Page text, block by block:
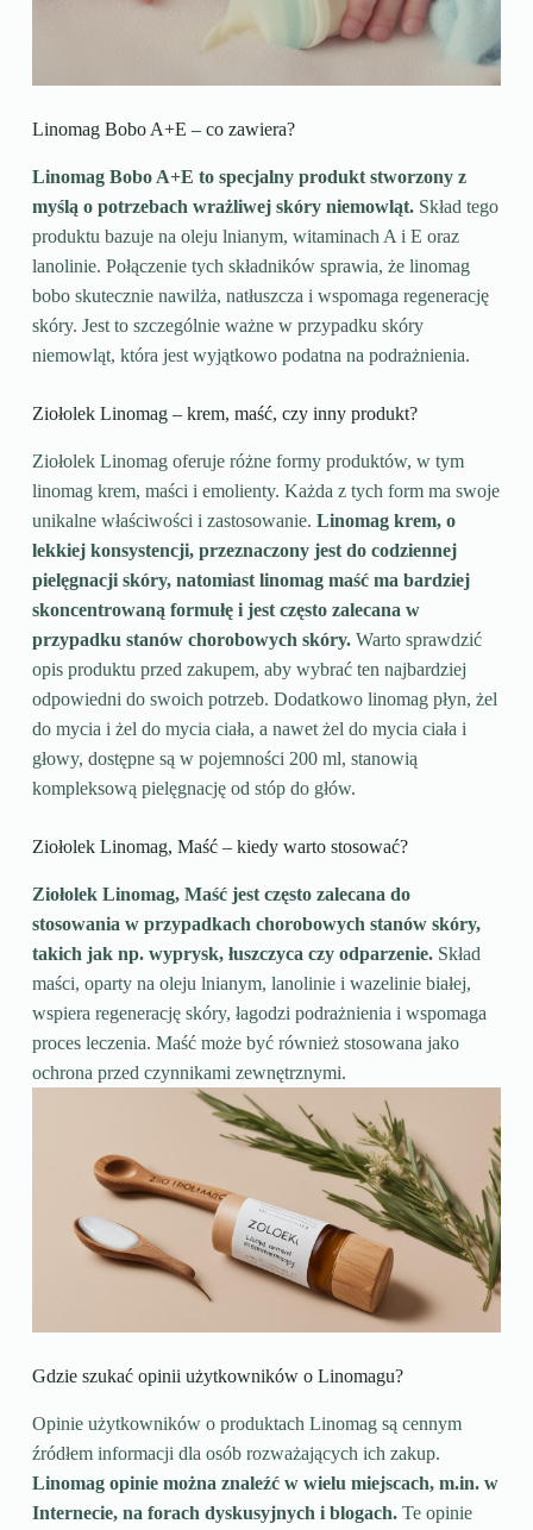
Linomag Bobo A+E – co zawiera?
Linomag Bobo A+E to specjalny produkt stworzony z
myślą o potrzebach wrażliwej skóry niemowląt.Skład tego
produktu bazuje na oleju lnianym, witaminach A i E oraz
lanolinie. Połączenie tych składników sprawia, że linomag
bobo skutecznie nawilża, natłuszcza i wspomaga regenerację
skóry. Jest to szczególnie ważne w przypadku skóry
niemowląt, która jest wyjątkowo podatna na podrażnienia.
Ziołolek Linomag – krem, maść, czy inny produkt?
Ziołolek Linomag oferuje różne formy produktów, w tym
linomag krem, maści i emolienty. Każda z tych form ma swoje
unikalne właściwości i zastosowanie. Linomag krem, o
lekkiej konsystencji, przeznaczony jest do codziennej
pielęgnacji skóry, natomiast linomag maść ma bardziej
skoncentrowaną formułę i jest często zalecana w
przypadku stanów chorobowych skóry.Warto sprawdzić
opis produktu przed zakupem, aby wybrać ten najbardziej
odpowiedni do swoich potrzeb. Dodatkowo linomag płyn, żel
do mycia i żel do mycia ciała, a nawet żel do mycia ciała i
głowy, dostępne są w pojemności 200 ml, stanowią
kompleksową pielęgnację od stóp do głów.
Ziołolek Linomag, Maść – kiedy warto stosować?
Ziołolek Linomag, Maść jest często zalecana do
stosowania w przypadkach chorobowych stanów skóry,
takich jak np. wyprysk, łuszczyca czy odparzenie.Skład
maści, oparty na oleju lnianym, lanolinie i wazelinie białej,
wspiera regenerację skóry, łagodzi podrażnienia i wspomaga
proces leczenia. Maść może być również stosowana jako
ochrona przed czynnikami zewnętrznymi.
Gdzie szukać opinii użytkowników o Linomagu?
Opinie użytkowników o produktach Linomag są cennym
źródłem informacji dla osób rozważających ich zakup.
Linomag opinie można znaleźć w wielu miejscach, m.in. w
Internecie, na forach dyskusyjnych i blogach.Te opinie